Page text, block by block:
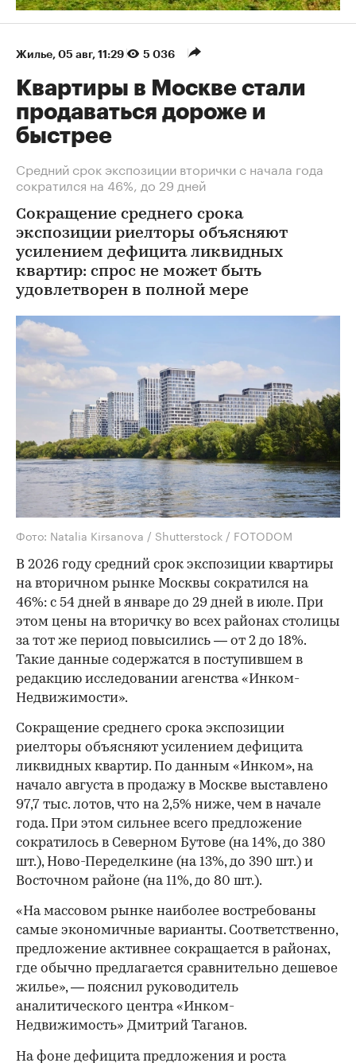
Жилье⁠, 05 авг, 11:29 5 036
Квартиры в Москве стали
продаваться дороже и
быстрее
Средний срок экспозиции вторички с начала года
сократился на 46%, до 29 дней
Сокращение среднего срока
экспозиции риелторы объясняют
усилением дефицита ликвидных
квартир: спрос не может быть
удовлетворен в полной мере
Фото: Natalia Kirsanova / Shutterstock / FOTODOM
В 2026 году средний срок экспозиции квартиры
на вторичном рынке Москвы сократился на
46%: с 54 дней в январе до 29 дней в июле. При
этом цены на вторичку во всех районах столицы
за тот же период повысились — от 2 до 18%.
Такие данные содержатся в поступившем в
редакцию исследовании агенства «Инком-
Недвижимости».
Сокращение среднего срока экспозиции
риелторы объясняют усилением дефицита
ликвидных квартир. По данным «Инком», на
начало августа в продажу в Москве выставлено
97,7 тыс. лотов, что на 2,5% ниже, чем в начале
года. При этом сильнее всего предложение
сократилось в Северном Бутове (на 14%, до 380
шт.), Ново-Переделкине (на 13%, до 390 шт.) и
Восточном районе (на 11%, до 80 шт.).
«На массовом рынке наиболее востребованы
самые экономичные варианты. Соответственно,
предложение активнее сокращается в районах,
где обычно предлагается сравнительно дешевое
жилье», — пояснил руководитель
аналитического центра «Инком-
Недвижимость» Дмитрий Таганов.
На фоне дефицита предложения и роста